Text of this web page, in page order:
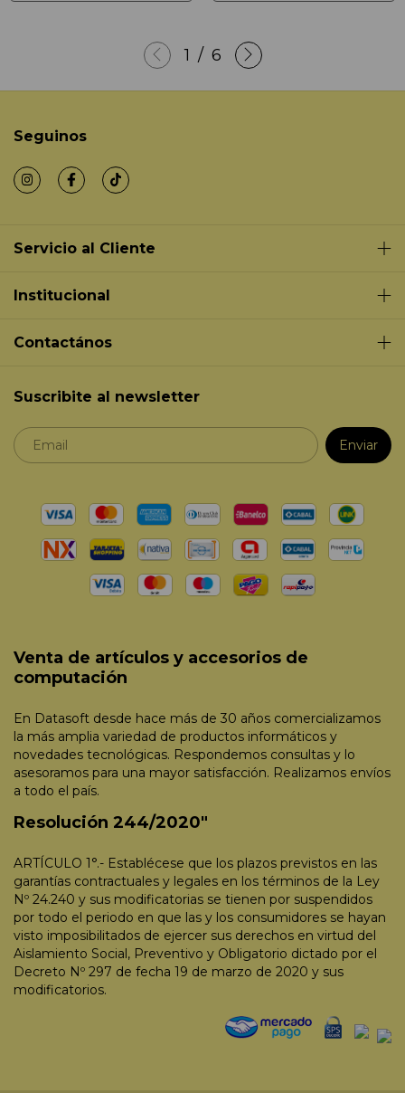
1 / 6
Seguinos
Servicio al Cliente
Institucional
Contactános
Suscribite al newsletter
Venta de artículos y accesorios de
computación
En Datasoft desde hace más de 30 años comercializamos
la más amplia variedad de productos informáticos y
novedades tecnológicas. Respondemos consultas y lo
asesoramos para una mayor satisfacción. Realizamos envíos
a todo el país.
Resolución 244/2020"
ARTÍCULO 1°.- Establécese que los plazos previstos en las
garantías contractuales y legales en los términos de la Ley
Nº 24.240 y sus modificatorias se tienen por suspendidos
por todo el periodo en que las y los consumidores se hayan
visto imposibilitados de ejercer sus derechos en virtud del
Aislamiento Social, Preventivo y Obligatorio dictado por el
Decreto Nº 297 de fecha 19 de marzo de 2020 y sus
modificatorios.